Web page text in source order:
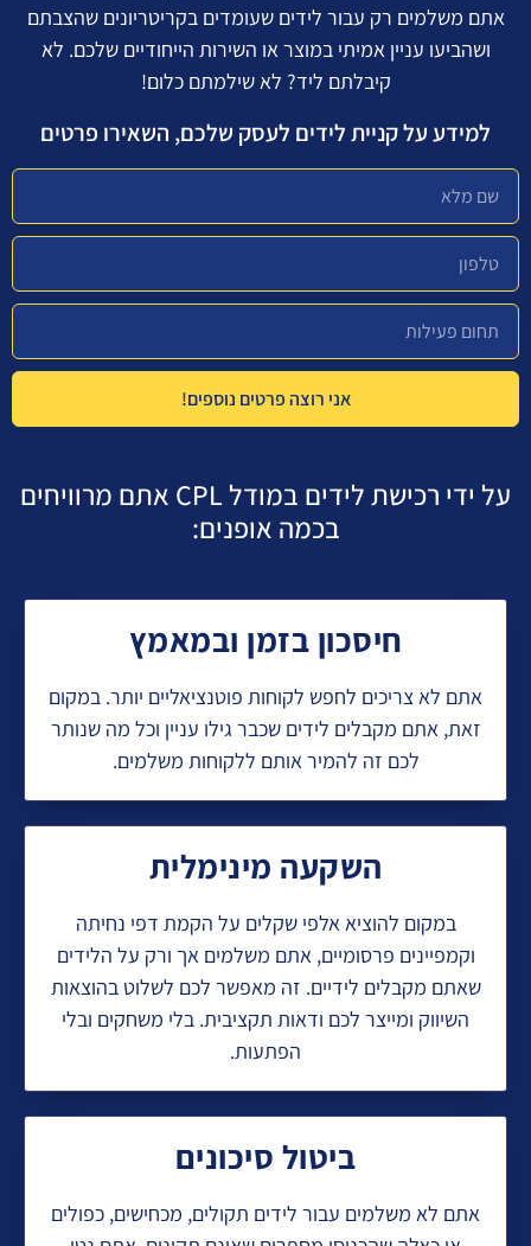
אתם משלמים רק עבור לידים שעומדים בקריטריונים שהצבתם
ושהביעו עניין אמיתי במוצר או השירות הייחודיים שלכם. לא
קיבלתם ליד? לא שילמתם כלום!
למידע על קניית לידים לעסק שלכם, השאירו פרטים
אני רוצה פרטים נוספים!
על ידי רכישת לידים במודל CPL אתם מרוויחים
בכמה אופנים:
חיסכון בזמן ובמאמץ
אתם לא צריכים לחפש לקוחות פוטנציאליים יותר. במקום
זאת, אתם מקבלים לידים שכבר גילו עניין וכל מה שנותר
לכם זה להמיר אותם ללקוחות משלמים.
השקעה מינימלית
במקום להוציא אלפי שקלים על הקמת דפי נחיתה
וקמפיינים פרסומיים, אתם משלמים אך ורק על הלידים
שאתם מקבלים לידיים. זה מאפשר לכם לשלוט בהוצאות
השיווק ומייצר לכם ודאות תקציבית. בלי משחקים ובלי
הפתעות.
ביטול סיכונים
אתם לא משלמים עבור לידים תקולים, מכחישים, כפולים